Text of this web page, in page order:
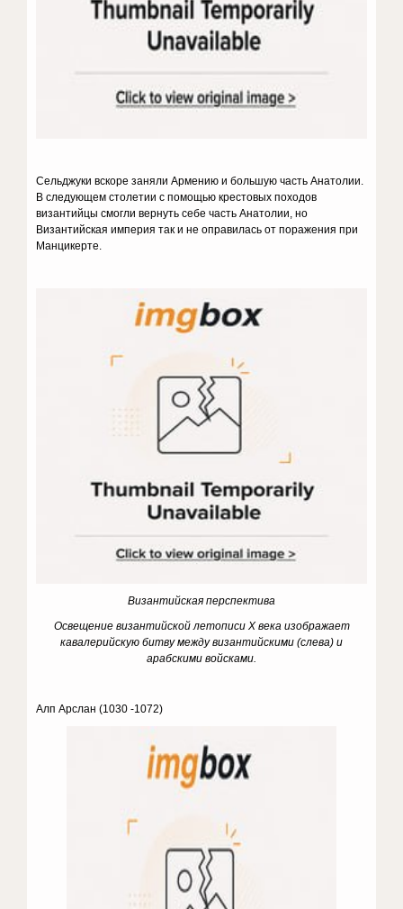
Сельджуки вскоре заняли Армению и большую часть Анатолии.
В следующем столетии с помощью крестовых походов
византийцы смогли вернуть себе часть Анатолии, но
Византийская империя так и не оправилась от поражения при
Манцикерте.
Византийская перспектива
Освещение византийской летописи X века изображает
кавалерийскую битву между византийскими (слева) и
арабскими войсками.
Алп Арслан (1030 -1072)